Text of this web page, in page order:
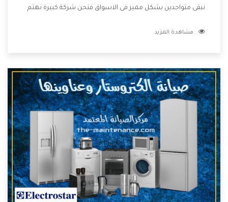
نبقى متواجدين بشكل مميز فى الاسواق فنحن شركة كبيرة نهتم
الشركة بها والتى تكون منها خدمة الصيانة التى تكون من أهم
وأقوى الأسعار التى تكون مناسبة لكثير من العملاء
مشاهدة المزيد